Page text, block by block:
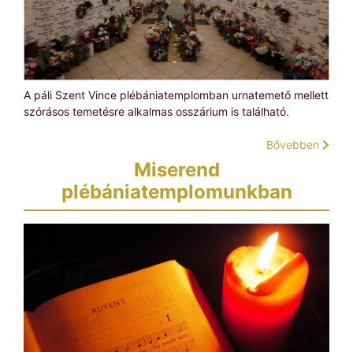
A páli Szent Vince plébániatemplomban urnatemető mellett
szórásos temetésre alkalmas osszárium is található.
Bővebben
Miserend
plébániatemplomunkban